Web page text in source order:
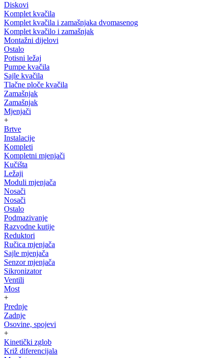
Diskovi
Komplet kvačila
Komplet kvačila i zamašnjaka dvomasenog
Komplet kvačilo i zamašnjak
Montažni dijelovi
Ostalo
Potisni ležaj
Pumpe kvačila
Sajle kvačila
Tlačne ploče kvačila
Zamašnjak
Zamašnjak
Mjenjači
+
Brtve
Instalacije
Kompleti
Kompletni mjenjači
Kučišta
Ležaji
Moduli mjenjača
Nosači
Nosači
Ostalo
Podmazivanje
Razvodne kutije
Reduktori
Ručica mjenjača
Sajle mjenjača
Senzor mjenjača
Sikronizator
Ventili
Most
+
Prednje
Zadnje
Osovine, spojevi
+
Kinetički zglob
Križ diferencijala